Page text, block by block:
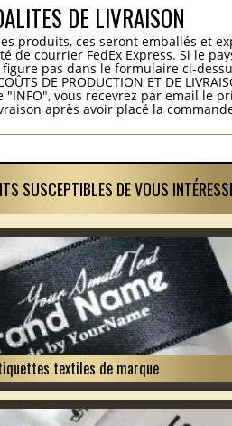
DE LIVRAISON
produits, ces seront emballés et
de courrier FedEx Express. Si le
pas dans le formulaire ci-
DE PRODUCTION ET DE
"INFO", vous recevrez par email le
après avoir placé la
SUSCEPTIBLES DE VOUS
textiles de marque